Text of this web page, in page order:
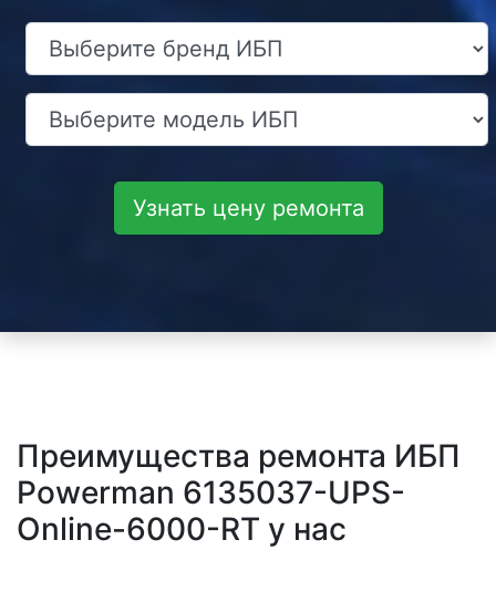
Узнать цену ремонта
Преимущества ремонта ИБП
Powerman 6135037-UPS-
Online-6000-RT у нас